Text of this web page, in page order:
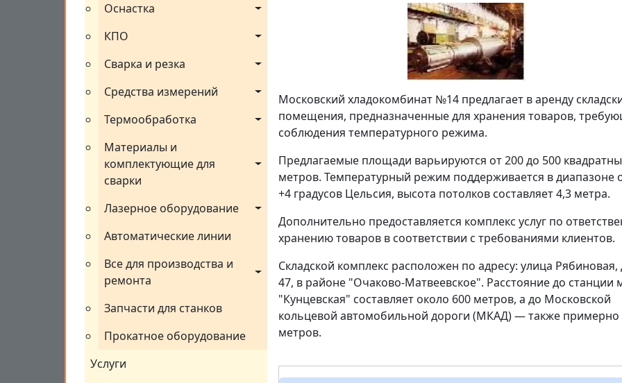
Оснастка
КПО
Сварка и резка
Средства измерений
Термообработка
Материалы и
комплектующие для
сварки
Лазерное оборудование
Автоматические линии
Все для производства и
ремонта
Запчасти для станков
Прокатное оборудование
Услуги
Московский хладокомбинат №14 предлагает в аренду
помещения, предназначенные для хранения товаров,
соблюдения температурного режима.
Предлагаемые площади варьируются от 200 до 500
метров. Температурный режим поддерживается в диапазоне
+4 градусов Цельсия, высота потолков составляет 4,3 метра.
Дополнительно предоставляется комплекс услуг по
хранению товаров в соответствии с требованиями клиентов.
Складской комплекс расположен по адресу: улица
47, в районе "Очаково-Матвеевское". Расстояние до станции
"Кунцевская" составляет около 600 метров, а до Московской
кольцевой автомобильной дороги (МКАД) — также примерно
метров.